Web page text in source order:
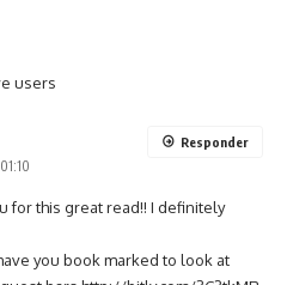
users
for this great read!! I definitely
you book marked to look at
Responder